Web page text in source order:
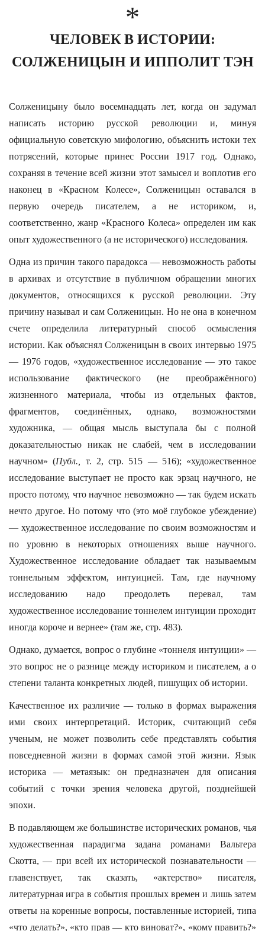
*
ЧЕЛОВЕК В ИСТОРИИ:
СОЛЖЕНИЦЫН И ИППОЛИТ ТЭН
Cолженицыну было восемнадцать лет, когда он задумал
написать историю русской революции и, минуя
официальную советскую мифологию, объяснить истоки тех
потрясений, которые принес России 1917 год. Однако,
сохраняя в течение всей жизни этот замысел и воплотив его
наконец в «Красном Колесе», Солженицын оставался в
первую очередь писателем, а не историком, и,
соответственно, жанр «Красного Колеса» определен им как
опыт художественного (а не исторического) исследования.
Одна из причин такого парадокса — невозможность работы
в архивах и отсутствие в публичном обращении многих
документов, относящихся к русской революции. Эту
причину называл и сам Солженицын. Но не она в конечном
счете определила литературный способ осмысления
истории. Как объяснял Солженицын в своих интервью 1975
— 1976 годов, «художественное исследование — это такое
использование фактического (не преображённого)
жизненного материала, чтобы из отдельных фактов,
фрагментов, соединённых, однако, возможностями
художника, — общая мысль выступала бы с полной
доказательностью никак не слабей, чем в исследовании
научном» (Публ.,
т. 2, стр. 515 — 516); «художественное
исследование выступает не просто как эрзац научного, не
просто потому, что научное невозможно — так будем искать
нечто другое. Но потому что (это моё глубокое убеждение)
— художественное исследование по своим возможностям и
по уровню в некоторых отношениях выше научного.
Художественное исследование обладает так называемым
тоннельным эффектом, интуицией. Там, где научному
исследованию надо преодолеть перевал, там
художественное исследование тоннелем интуиции проходит
иногда короче и вернее» (там же, стр. 483).
Однако, думается, вопрос о глубине «тоннеля интуиции» —
это вопрос не о разнице между историком и писателем, а о
степени таланта конкретных людей, пишущих об истории.
Качественное их различие — только в формах выражения
ими своих интерпретаций. Историк, считающий себя
ученым, не может позволить себе представлять события
повседневной жизни в формах самой этой жизни. Язык
историка — метаязык: он предназначен для описания
событий с точки зрения человека другой, позднейшей
эпохи.
В подавляющем же большинстве исторических романов, чья
художественная парадигма задана романами Вальтера
Скотта, — при всей их исторической познавательности —
главенствует, так сказать, «актерство» писателя,
литературная игра в события прошлых времен и лишь затем
ответы на коренные вопросы, поставленные историей, типа
«что делать?», «кто прав — кто виноват?», «кому править?»